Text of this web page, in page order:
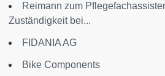
Reimann zum
Zuständigkeit bei...
FIDANIA AG
Bike Components